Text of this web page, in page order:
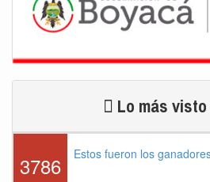
Lo más visto
3786 Estos fueron los